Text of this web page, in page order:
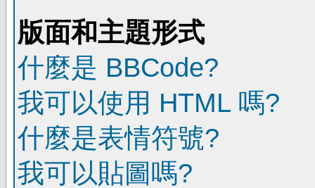
版面和主題形式
什麼是 BBCode?
我可以使用 HTML 嗎?
什麼是表情符號?
我可以貼圖嗎?